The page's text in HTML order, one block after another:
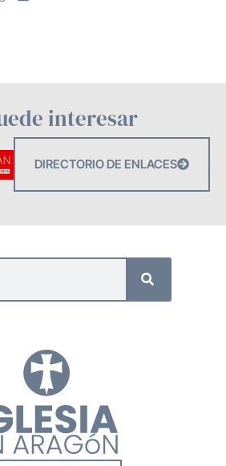
interesar
DIRECTORIO DE ENLACES